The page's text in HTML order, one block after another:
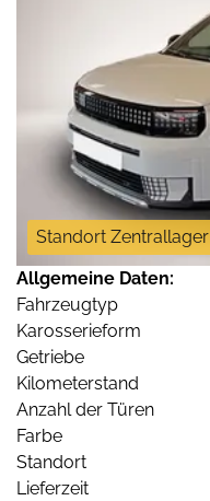
Standort Zentrallager
Allgemeine Daten:
Fahrzeugtyp
Karosserieform
Getriebe
Kilometerstand
Anzahl der Türen
Farbe
Standort
Lieferzeit